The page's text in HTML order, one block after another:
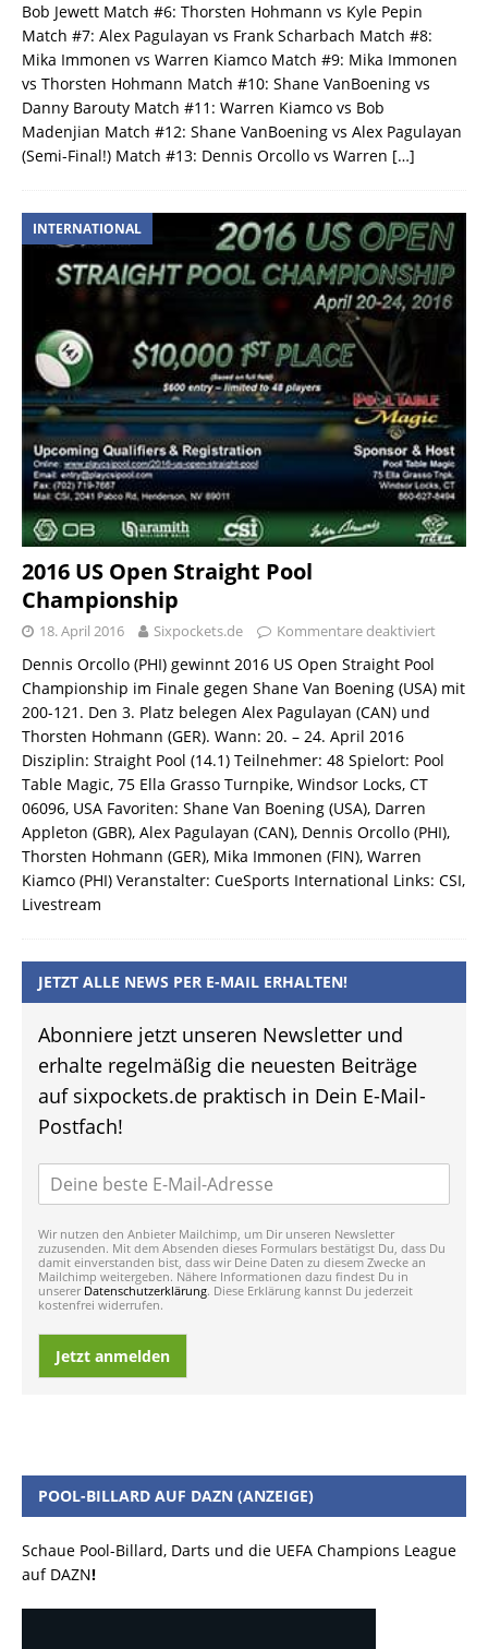
Bob Jewett Match #6: Thorsten Hohmann vs Kyle Pepin
Match #7: Alex Pagulayan vs Frank Scharbach Match #8:
Mika Immonen vs Warren Kiamco Match #9: Mika Immonen
vs Thorsten Hohmann Match #10: Shane VanBoening vs
Danny Barouty Match #11: Warren Kiamco vs Bob
Madenjian Match #12: Shane VanBoening vs Alex Pagulayan
(Semi-Final!) Match #13: Dennis Orcollo vs Warren […]
INTERNATIONAL
2016 US Open Straight Pool
Championship
18. April 2016 Sixpockets.de Kommentare deaktiviert
Dennis Orcollo (PHI) gewinnt 2016 US Open Straight Pool
Championship im Finale gegen Shane Van Boening (USA) mit
200-121. Den 3. Platz belegen Alex Pagulayan (CAN) und
Thorsten Hohmann (GER). Wann: 20. – 24. April 2016
Disziplin: Straight Pool (14.1) Teilnehmer: 48 Spielort: Pool
Table Magic, 75 Ella Grasso Turnpike, Windsor Locks, CT
06096, USA Favoriten: Shane Van Boening (USA), Darren
Appleton (GBR), Alex Pagulayan (CAN), Dennis Orcollo (PHI),
Thorsten Hohmann (GER), Mika Immonen (FIN), Warren
Kiamco (PHI) Veranstalter: CueSports International Links: CSI,
Livestream
JETZT ALLE NEWS PER E-MAIL ERHALTEN!
Abonniere jetzt unseren Newsletter und
erhalte regelmäßig die neuesten Beiträge
auf sixpockets.de praktisch in Dein E-Mail-
Postfach!
Wir nutzen den Anbieter Mailchimp, um Dir unseren Newsletter
zuzusenden. Mit dem Absenden dieses Formulars bestätigst Du, dass Du
damit einverstanden bist, dass wir Deine Daten zu diesem Zwecke an
Mailchimp weitergeben. Nähere Informationen dazu findest Du in
unserer Datenschutzerklärung. Diese Erklärung kannst Du jederzeit
kostenfrei widerrufen.
Jetzt anmelden
POOL-BILLARD AUF DAZN (ANZEIGE)
Schaue Pool-Billard, Darts und die UEFA Champions League
auf DAZN!